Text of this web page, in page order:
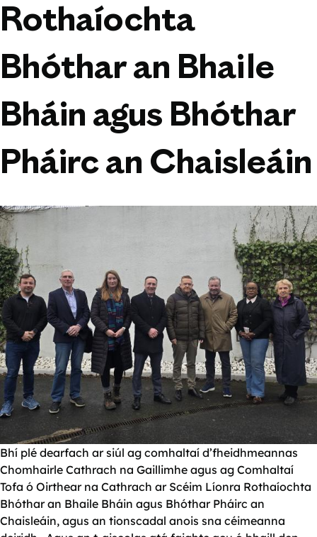
Rothaíochta
Bhóthar an Bhaile
Bháin agus Bhóthar
Pháirc an Chaisleáin
Bhí plé dearfach ar siúl ag comhaltaí d’fheidhmeannas
Chomhairle Cathrach na Gaillimhe agus ag Comhaltaí
Tofa ó Oirthear na Cathrach ar Scéim Líonra Rothaíochta
Bhóthar an Bhaile Bháin agus Bhóthar Pháirc an
Chaisleáin, agus an tionscadal anois sna céimeanna